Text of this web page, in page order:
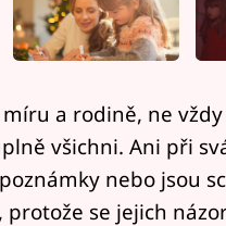
a rodině, ne
všichni. Ani při
nebo jsou
se jejich